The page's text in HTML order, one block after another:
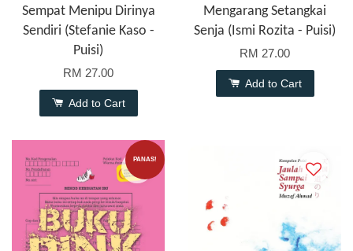
Sempat Menipu Dirinya
Sendiri (Stefanie Kaso -
Puisi)
RM 27.00
Add to Cart
Mengarang Setangkai
Senja (Ismi Rozita - Puisi)
RM 27.00
Add to Cart
PANAS!